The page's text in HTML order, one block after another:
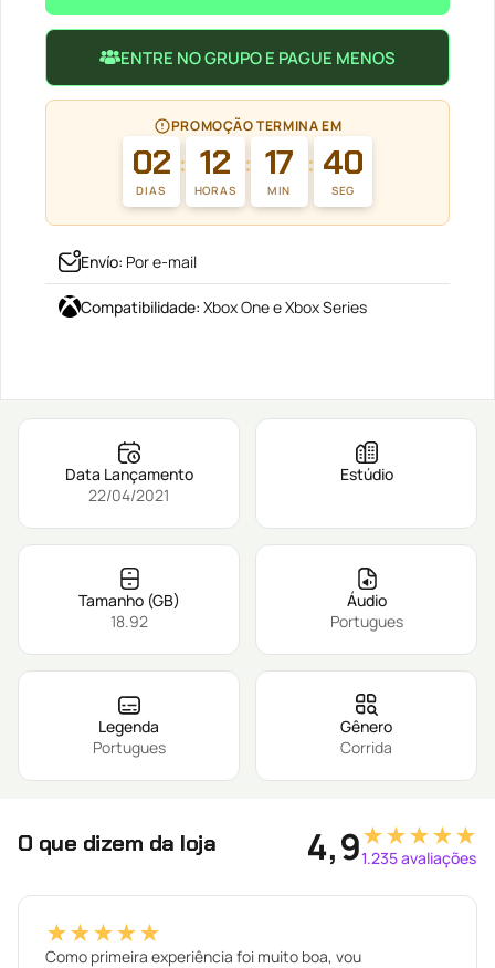
ENTRE NO GRUPO E PAGUE MENOS
PROMOÇÃO TERMINA EM
02
DIAS
: 12
HORAS
: 17
MIN
: 40
SEG
Envío: Por e-mail
Compatibilidade: Xbox One e Xbox Series
Data Lançamento
22/04/2021
Estúdio
Tamanho (GB)
18.92
Áudio
Portugues
Legenda
Portugues
Gênero
Corrida
O que dizem da loja 4,9★★★★★
1.235 avaliações
★★★★★
Como primeira experiência foi muito boa, vou